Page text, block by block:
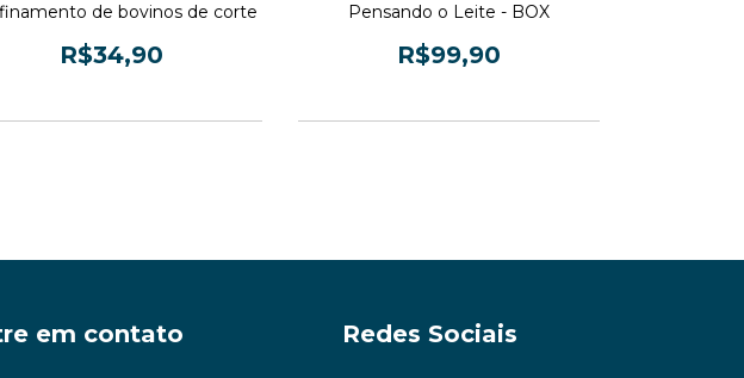
de bovinos de corte
R$34,90
Pensando o Leite - BOX
R$99,90
em contato Redes Sociais